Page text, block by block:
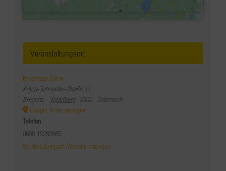
Veranstaltungsort
Bregenzer Salon
Anton-Schneider-Straße 11
Bregenz, Vorarlberg 6900
Österreich
Google Karte anzeigen
Telefon
0699 19280665
Veranstaltungsort-Website anzeigen